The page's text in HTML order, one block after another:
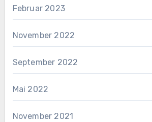
Februar 2023
November 2022
September 2022
Mai 2022
November 2021